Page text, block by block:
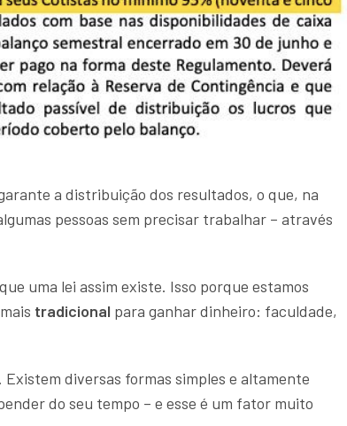
a distribuição dos resultados, o que, na
pessoas sem precisar trabalhar – através
uma lei assim existe. Isso porque estamos
tradicional para ganhar dinheiro: faculdade,
diversas formas simples e altamente
do seu tempo – e esse é um fator muito